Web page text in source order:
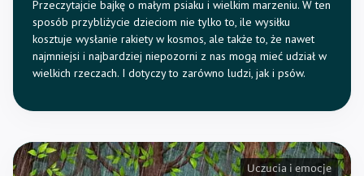
Przeczytajcie bajkę o małym psiaku i wielkim marzeniu. W ten
sposób przybliżycie dzieciom nie tylko to, ile wysiłku
kosztuje wysłanie rakiety w kosmos, ale także to, że nawet
najmniejsi i najbardziej niepozorni z nas mogą mieć udział w
wielkich rzeczach. I dotyczy to zarówno ludzi, jak i psów.
Uczucia i emocje